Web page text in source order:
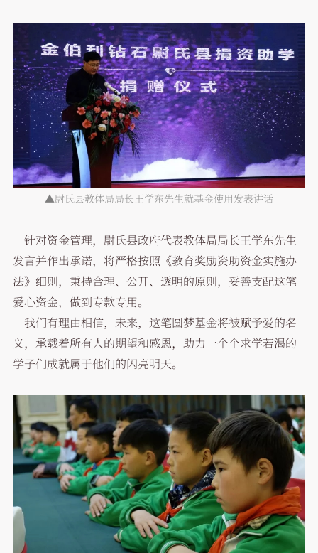
▲尉氏县教体局局长王学东先生就基金使用发表讲话
针对资金管理，尉氏县政府代表教体局局长王学东先生
发言并作出承诺，将严格按照《教育奖励资助资金实施办
法》细则，秉持合理、公开、透明的原则，妥善支配这笔
爱心资金，做到专款专用。
我们有理由相信，未来，这笔圆梦基金将被赋予爱的名
义，承载着所有人的期望和感恩，助力一个个求学若渴的
学子们成就属于他们的闪亮明天。